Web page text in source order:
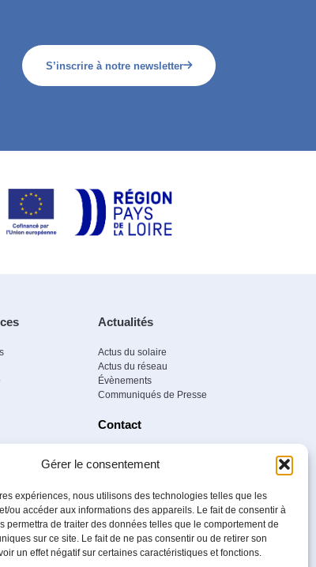
Gérer le consentement
expériences, nous utilisons des technologies telles que les
ou accéder aux informations des appareils. Le fait de consentir à
permettra de traiter des données telles que le comportement de
sur ce site. Le fait de ne pas consentir ou de retirer son
un effet négatif sur certaines caractéristiques et fonctions.
S’inscrire à notre newsletter
Actualités
Actus du solaire
Actus du réseau
Évènements
Communiqués de Presse
Contact
réseau Adhérer